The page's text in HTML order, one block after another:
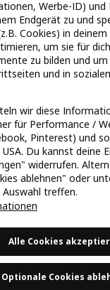
Richtlinie
Disclosure
Werbe-ID) und
Endgerät zu und
Cookies) in
um sie für
zu bilden und
und in
wir diese
für Performance /
Pinterest) und
Du kannst deine
widerrufen.
ablehnen" oder
Auswahl treffen.
Alle Cookies
Optionale Cookies